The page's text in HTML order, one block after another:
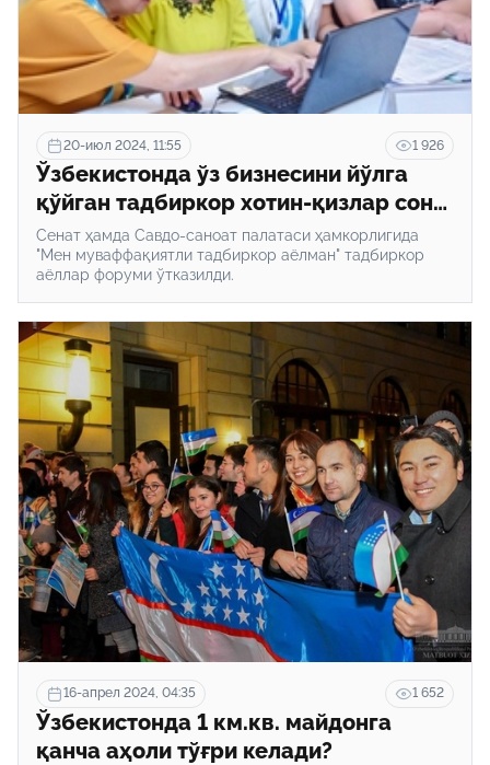
20-июл 2024, 11:55 1 926
Ўзбекистонда ўз бизнесини йўлга
қўйган тадбиркор хотин-қизлар сони
200 мингдан ошди
Сенат ҳамда Савдо-саноат палатаси ҳамкорлигида
"Мен муваффақиятли тадбиркор аёлман" тадбиркор
аёллар форуми ўтказилди.
16-апрел 2024, 04:35 1 652
Ўзбекистонда 1 км.кв. майдонга
қанча аҳоли тўғри келади?